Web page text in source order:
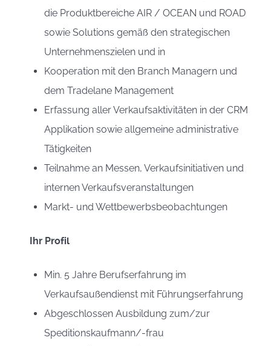
die Produktbereiche AIR / OCEAN und ROAD
sowie Solutions gemäß den strategischen
Unternehmenszielen und in
Kooperation mit den Branch Managern und
dem Tradelane Management
Erfassung aller Verkaufsaktivitäten in der CRM
Applikation sowie allgemeine administrative
Tätigkeiten
Teilnahme an Messen, Verkaufsinitiativen und
internen Verkaufsveranstaltungen
Markt- und Wettbewerbsbeobachtungen
Ihr Profil
Min. 5 Jahre Berufserfahrung im
Verkaufsaußendienst mit Führungserfahrung
Abgeschlossen Ausbildung zum/zur
Speditionskaufmann/-frau